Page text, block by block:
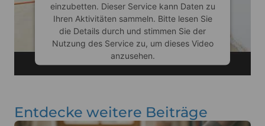
einzubetten. Dieser Service kann Daten zu
Ihren Aktivitäten sammeln. Bitte lesen Sie
die Details durch und stimmen Sie der
Nutzung des Service zu, um dieses Video
anzusehen.
Entdecke weitere Beiträge